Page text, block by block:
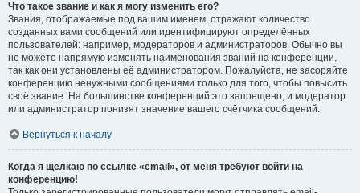
Что такое звание и как я могу изменить его?
Звания, отображаемые под вашим именем, отражают количество
созданных вами сообщений или идентифицируют определённых
пользователей: например, модераторов и администраторов. Обычно вы
не можете напрямую изменять наименования званий на конференции,
так как они установлены её администратором. Пожалуйста, не засоряйте
конференцию ненужными сообщениями только для того, чтобы повысить
своё звание. На большинстве конференций это запрещено, и модератор
или администратор понизят значение вашего счётчика сообщений.
Вернуться к началу
Когда я щёлкаю по ссылке «email», от меня требуют войти на
конференцию!